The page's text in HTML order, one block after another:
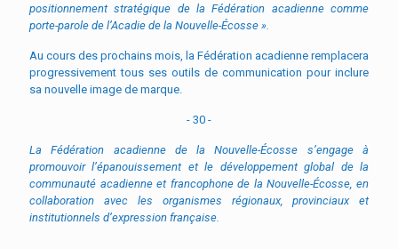
positionnement stratégique de la Fédération acadienne comme
porte-parole de l’Acadie de la Nouvelle-Écosse ».
Au cours des prochains mois, la Fédération acadienne remplacera
progressivement tous ses outils de communication pour inclure
sa nouvelle image de marque.
- 30 -
La Fédération acadienne de la Nouvelle-Écosse s’engage à
promouvoir l’épanouissement et le développement global de la
communauté acadienne et francophone de la Nouvelle-Écosse, en
collaboration avec les organismes régionaux, provinciaux et
institutionnels d’expression française.